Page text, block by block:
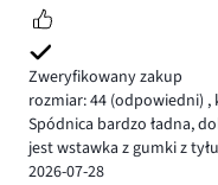
Zweryfikowany zakup
rozmiar: 44 (odpowiedni) ,
Spódnica bardzo ładna,
jest wstawka z gumki z
2026-07-28